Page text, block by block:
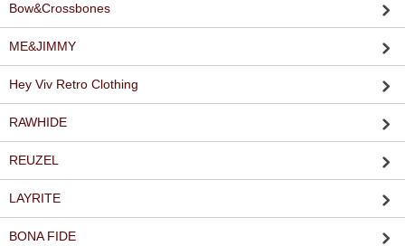
Bow&Crossbones
ME&JIMMY
Hey Viv Retro Clothing
RAWHIDE
REUZEL
LAYRITE
BONA FIDE